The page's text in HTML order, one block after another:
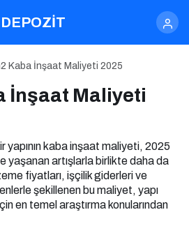
DEPOZİT
Kaba İnşaat Maliyeti 2025
İnşaat Maliyeti
yapının kaba inşaat maliyeti, 2025
yaşanan artışlarla birlikte daha da
fiyatları, işçilik giderleri ve
şekillenen bu maliyet, yapı
en temel araştırma konularından
Maliyeti 2025